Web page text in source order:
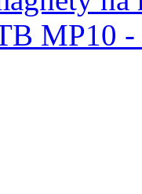
MP10